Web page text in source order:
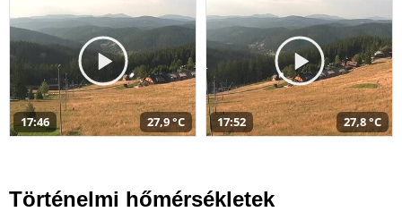
17:46 27,9 °C 17:52 27,8 °C
Történelmi hőmérsékletek